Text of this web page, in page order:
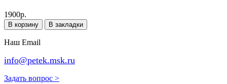
1900р.
В корзину В закладки
Наш Email
info@petek.msk.ru
Задать вопрос >